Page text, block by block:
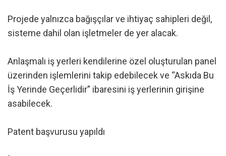
Projede yalnızca bağışçılar ve ihtiyaç sahipleri değil,
sisteme dahil olan işletmeler de yer alacak.
Anlaşmalı iş yerleri kendilerine özel oluşturulan panel
üzerinden işlemlerini takip edebilecek ve “Askıda Bu
İş Yerinde Geçerlidir” ibaresini iş yerlerinin girişine
asabilecek.
Patent başvurusu yapıldı